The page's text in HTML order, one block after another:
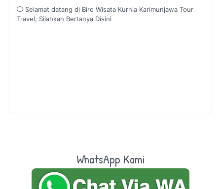
Selamat datang di Biro Wisata Kurnia Karimunjawa Tour
Travel, Silahkan Bertanya Disini
WhatsApp Kami